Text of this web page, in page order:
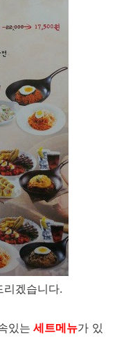
리겠습니다.
있는 세트메뉴가 있